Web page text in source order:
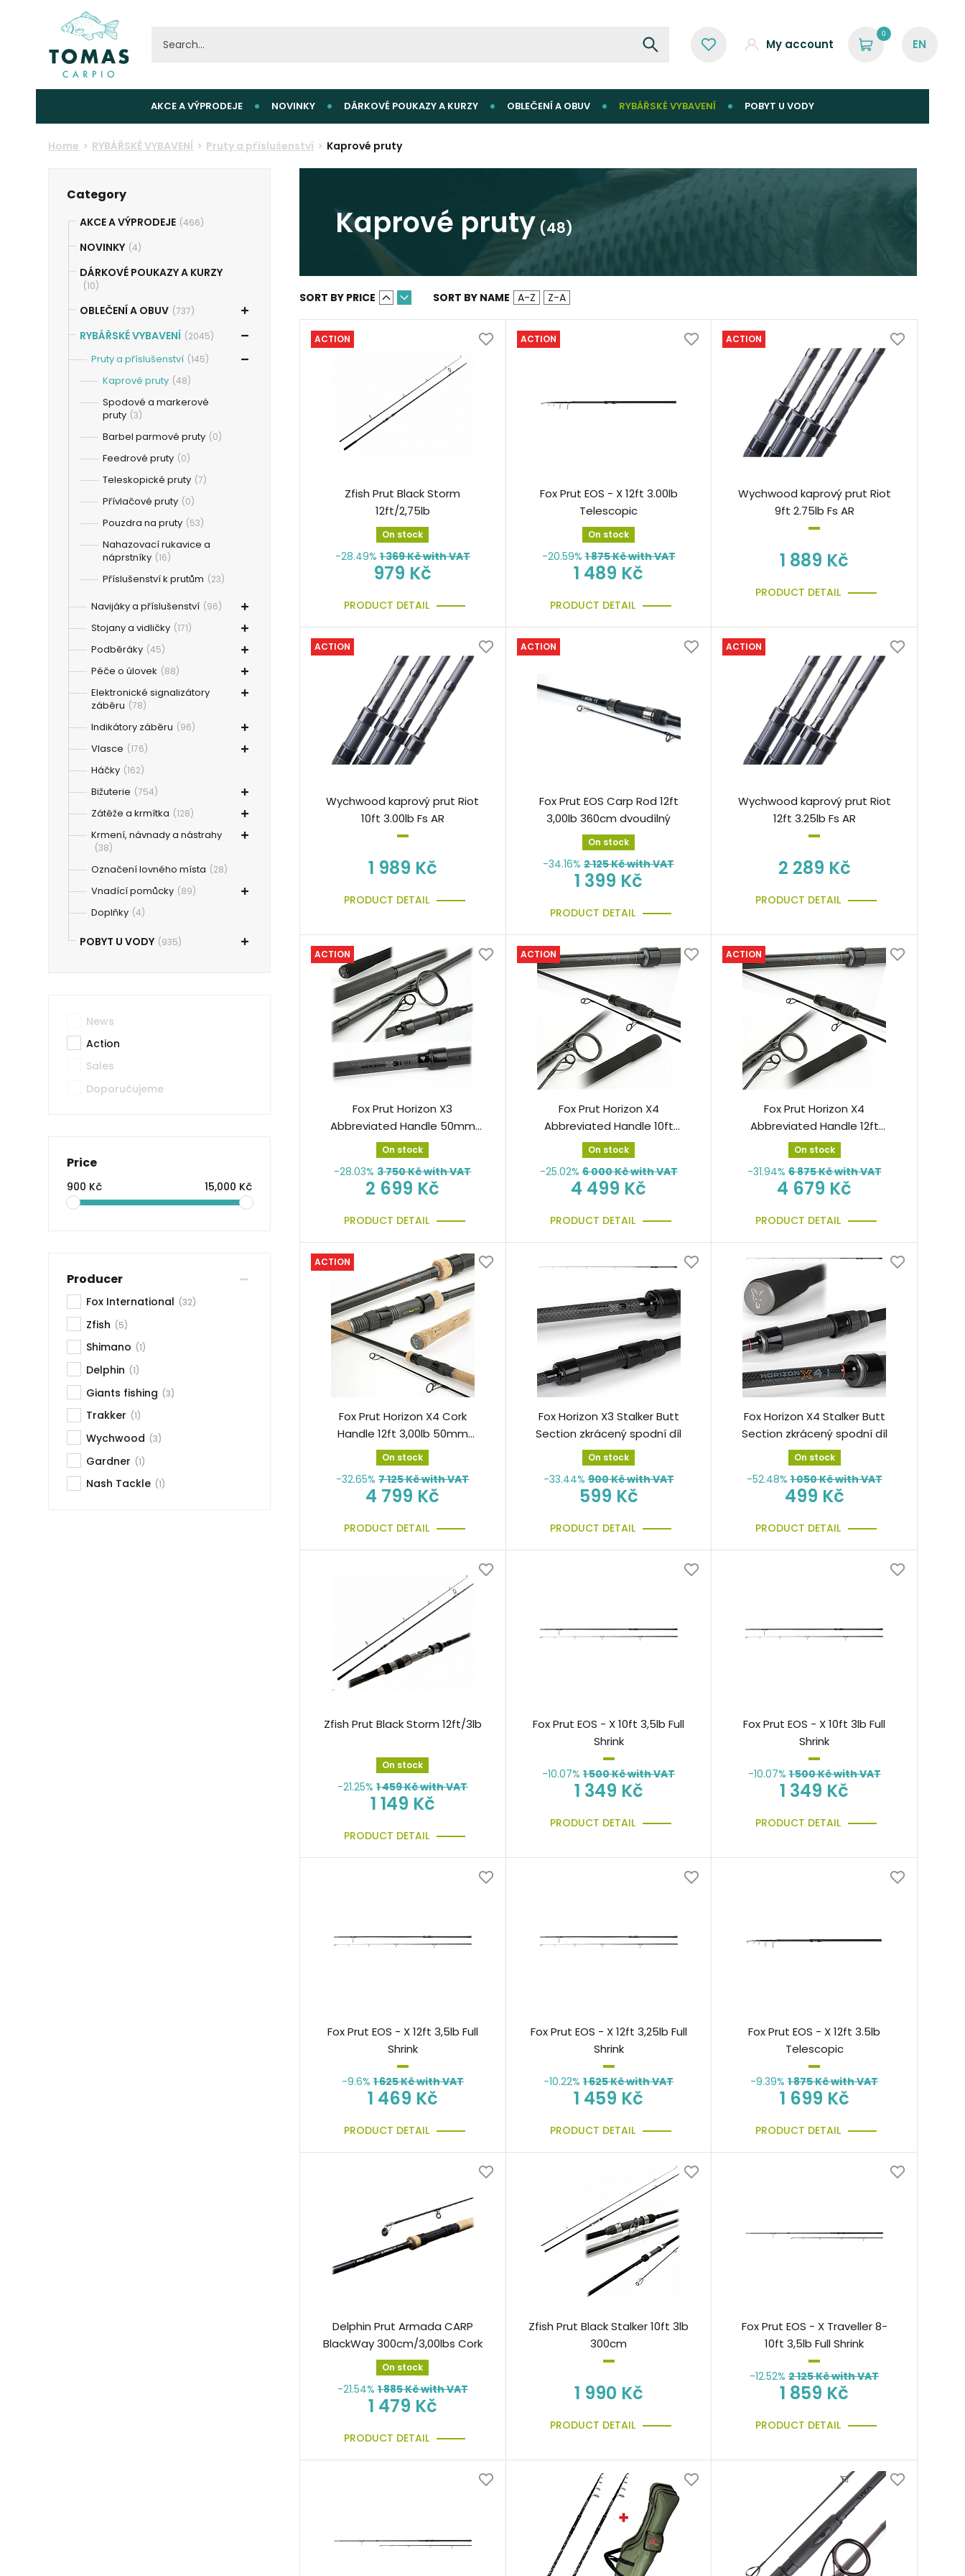
My account
0
AKCE A VÝPRODEJE NOVINKY DÁRKOVÉ POUKAZY A KURZY OBLEČENÍ A OBUV RYBÁŘSKÉ VYBAVENÍ POBYT U VODY
Home RYBÁŘSKÉ VYBAVENÍ Pruty a příslušenství Kaprové pruty
Category
AKCE A VÝPRODEJE (466)
NOVINKY (4)
DÁRKOVÉ POUKAZY A KURZY
(10)
OBLEČENÍ A OBUV (737)
RYBÁŘSKÉ VYBAVENÍ (2045)
Pruty a příslušenství (145)
Kaprové pruty (48)
Spodové a markerové
pruty (3)
Barbel parmové pruty (0)
Feedrové pruty (0)
Teleskopické pruty (7)
Přívlačové pruty (0)
Pouzdra na pruty (53)
Nahazovací rukavice a
náprstníky (16)
Příslušenství k prutům (23)
Navijáky a příslušenství (96)
Stojany a vidličky (171)
Podběráky (45)
Péče o úlovek (88)
Elektronické signalizátory
záběru (78)
Indikátory záběru (96)
Vlasce (176)
Háčky (162)
Bižuterie (754)
Zátěže a krmítka (128)
Krmení, návnady a nástrahy
(38)
Označení lovného místa (28)
Vnadící pomůcky (89)
Doplňky (4)
POBYT U VODY (935)
News
Action
Sales
Doporučujeme
Price
900 Kč 15,000 Kč
Producer
Fox International (32)
Zfish (5)
Shimano (1)
Delphin (1)
Giants fishing (3)
Trakker (1)
Wychwood (3)
Gardner (1)
Nash Tackle (1)
Kaprové pruty (48)
SORT BY PRICE SORT BY NAME A-Z Z-A
ACTION
Zfish Prut Black Storm
12ft/2,75lb
On stock
-28.49% 1 369Kč with VAT
979 Kč
PRODUCT DETAIL
ACTION
Fox Prut EOS - X 12ft 3.00lb
Telescopic
On stock
-20.59% 1 875Kč with VAT
1 489 Kč
PRODUCT DETAIL
ACTION
Wychwood kaprový prut Riot
9ft 2.75lb Fs AR
1 889 Kč
PRODUCT DETAIL
ACTION
Wychwood kaprový prut Riot
10ft 3.00lb Fs AR
1 989 Kč
PRODUCT DETAIL
ACTION
Fox Prut EOS Carp Rod 12ft
3,00lb 360cm dvoudílný
On stock
-34.16% 2 125Kč with VAT
1 399 Kč
PRODUCT DETAIL
ACTION
Wychwood kaprový prut Riot
12ft 3.25lb Fs AR
2 289 Kč
PRODUCT DETAIL
ACTION
Fox Prut Horizon X3
Abbreviated Handle 50mm
12ft 3lb 360cm
On stock
-28.03% 3 750Kč with VAT
2 699 Kč
PRODUCT DETAIL
ACTION
Fox Prut Horizon X4
Abbreviated Handle 10ft
3,00lb 40mm 300cm
On stock
-25.02% 6 000Kč with VAT
4 499 Kč
PRODUCT DETAIL
ACTION
Fox Prut Horizon X4
Abbreviated Handle 12ft
3,00lb 50mm 360cm
On stock
-31.94% 6 875Kč with VAT
4 679 Kč
PRODUCT DETAIL
ACTION
Fox Prut Horizon X4 Cork
Handle 12ft 3,00lb 50mm
360cm
On stock
-32.65% 7 125Kč with VAT
4 799 Kč
PRODUCT DETAIL
Fox Horizon X3 Stalker Butt
Section zkrácený spodní díl
On stock
-33.44% 900Kč with VAT
599 Kč
PRODUCT DETAIL
Fox Horizon X4 Stalker Butt
Section zkrácený spodní díl
On stock
-52.48% 1 050Kč with VAT
499 Kč
PRODUCT DETAIL
Zfish Prut Black Storm 12ft/3lb
On stock
-21.25% 1 459Kč with VAT
1 149 Kč
PRODUCT DETAIL
Fox Prut EOS - X 10ft 3,5lb Full
Shrink
-10.07% 1 500Kč with VAT
1 349 Kč
PRODUCT DETAIL
Fox Prut EOS - X 10ft 3lb Full
Shrink
-10.07% 1 500Kč with VAT
1 349 Kč
PRODUCT DETAIL
Fox Prut EOS - X 12ft 3,5lb Full
Shrink
-9.6% 1 625Kč with VAT
1 469 Kč
PRODUCT DETAIL
Fox Prut EOS - X 12ft 3,25lb Full
Shrink
-10.22% 1 625Kč with VAT
1 459 Kč
PRODUCT DETAIL
Fox Prut EOS - X 12ft 3.5lb
Telescopic
-9.39% 1 875Kč with VAT
1 699 Kč
PRODUCT DETAIL
Delphin Prut Armada CARP
BlackWay 300cm/3,00lbs Cork
On stock
-21.54% 1 885Kč with VAT
1 479 Kč
PRODUCT DETAIL
Zfish Prut Black Stalker 10ft 3lb
300cm
1 990 Kč
PRODUCT DETAIL
Fox Prut EOS - X Traveller 8-
10ft 3,5lb Full Shrink
-12.52% 2 125Kč with VAT
1 859 Kč
PRODUCT DETAIL